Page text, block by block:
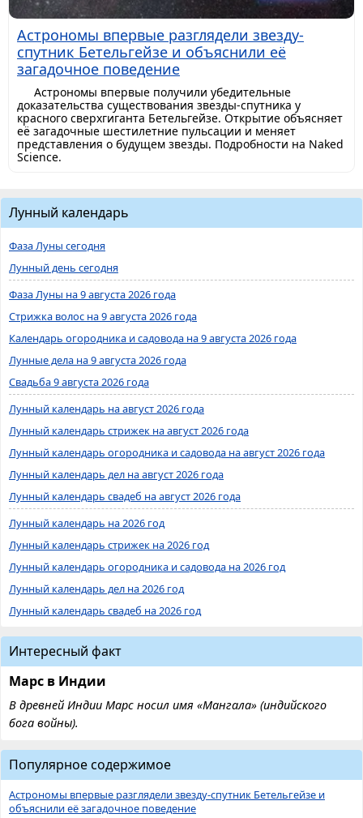
Астрономы впервые разглядели звезду-
спутник Бетельгейзе и объяснили её
загадочное поведение
Астрономы впервые получили убедительные
доказательства существования звезды-спутника у
красного сверхгиганта Бетельгейзе. Открытие объясняет
её загадочные шестилетние пульсации и меняет
представления о будущем звезды. Подробности на Naked
Science.
Лунный календарь
Фаза Луны сегодня
Лунный день сегодня
Фаза Луны на 9 августа 2026 года
Стрижка волос на 9 августа 2026 года
Календарь огородника и садовода на 9 августа 2026 года
Лунные дела на 9 августа 2026 года
Свадьба 9 августа 2026 года
Лунный календарь на август 2026 года
Лунный календарь стрижек на август 2026 года
Лунный календарь огородника и садовода на август 2026 года
Лунный календарь дел на август 2026 года
Лунный календарь свадеб на август 2026 года
Лунный календарь на 2026 год
Лунный календарь стрижек на 2026 год
Лунный календарь огородника и садовода на 2026 год
Лунный календарь дел на 2026 год
Лунный календарь свадеб на 2026 год
Интересный факт
Марс в Индии
В древней Индии Марс носил имя «Мангала» (индийского
бога войны).
Популярное содержимое
Астрономы впервые разглядели звезду-спутник Бетельгейзе и
объяснили её загадочное поведение